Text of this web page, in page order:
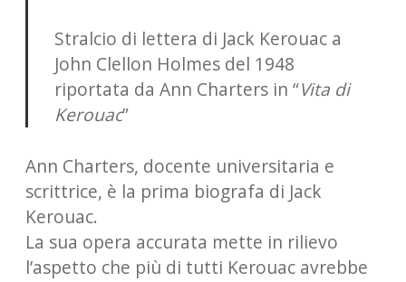
Stralcio di lettera di Jack Kerouac a
John Clellon Holmes del 1948
riportata da Ann Charters in “Vita di
Kerouac”
Ann Charters, docente universitaria e
scrittrice, è la prima biografa di Jack
Kerouac.
La sua opera accurata mette in rilievo
l’aspetto che più di tutti Kerouac avrebbe